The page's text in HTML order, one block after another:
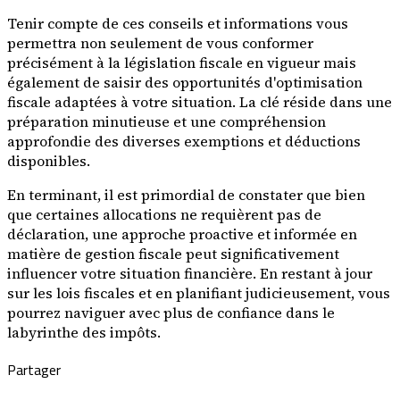
Tenir compte de ces conseils et informations vous
permettra non seulement de vous conformer
précisément à la législation fiscale en vigueur mais
également de saisir des opportunités d'optimisation
fiscale adaptées à votre situation. La clé réside dans une
préparation minutieuse et une compréhension
approfondie des diverses exemptions et déductions
disponibles.
En terminant, il est primordial de constater que bien
que certaines allocations ne requièrent pas de
déclaration, une approche proactive et informée en
matière de gestion fiscale peut significativement
influencer votre situation financière. En restant à jour
sur les lois fiscales et en planifiant judicieusement, vous
pourrez naviguer avec plus de confiance dans le
labyrinthe des impôts.
Partager